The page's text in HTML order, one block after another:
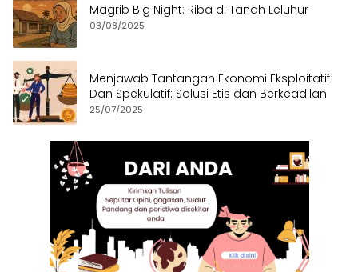
Magrib Big Night: Riba di Tanah Leluhur
03/08/2025
Menjawab Tantangan Ekonomi Eksploitatif
Dan Spekulatif: Solusi Etis dan Berkeadilan
25/07/2025